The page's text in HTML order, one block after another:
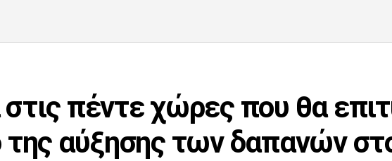
πέντε χώρες που θα
αύξησης των δαπανών